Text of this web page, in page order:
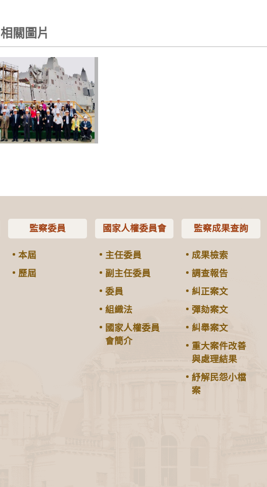
相關圖片
監察委員
本屆
歷屆
國家人權委員會
主任委員
副主任委員
委員
組織法
國家人權委員
會簡介
監察成果查詢
成果檢索
調查報告
糾正案文
彈劾案文
糾舉案文
重大案件改善
與處理結果
紓解民怨小檔
案